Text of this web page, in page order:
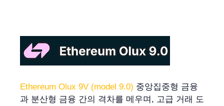
Ethereum Olux 9V (model 9.0) 중앙집중형 금융
과 분산형 금융 간의 격차를 메우며, 고급 거래 도